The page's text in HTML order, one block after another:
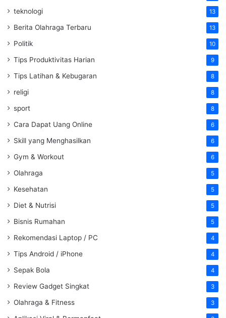
teknologi 13
Berita Olahraga Terbaru 13
Politik 10
Tips Produktivitas Harian 9
Tips Latihan & Kebugaran 8
religi 8
sport 8
Cara Dapat Uang Online 6
Skill yang Menghasilkan 6
Gym & Workout 6
Olahraga 5
Kesehatan 5
Diet & Nutrisi 5
Bisnis Rumahan 5
Rekomendasi Laptop / PC 4
Tips Android / iPhone 4
Sepak Bola 4
Review Gadget Singkat 3
Olahraga & Fitness 3